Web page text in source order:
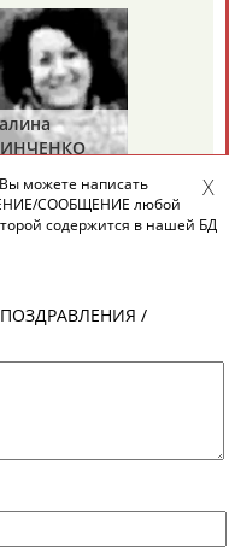
можете написать
СООБЩЕНИЕ любой
содержится в нашей БД
/